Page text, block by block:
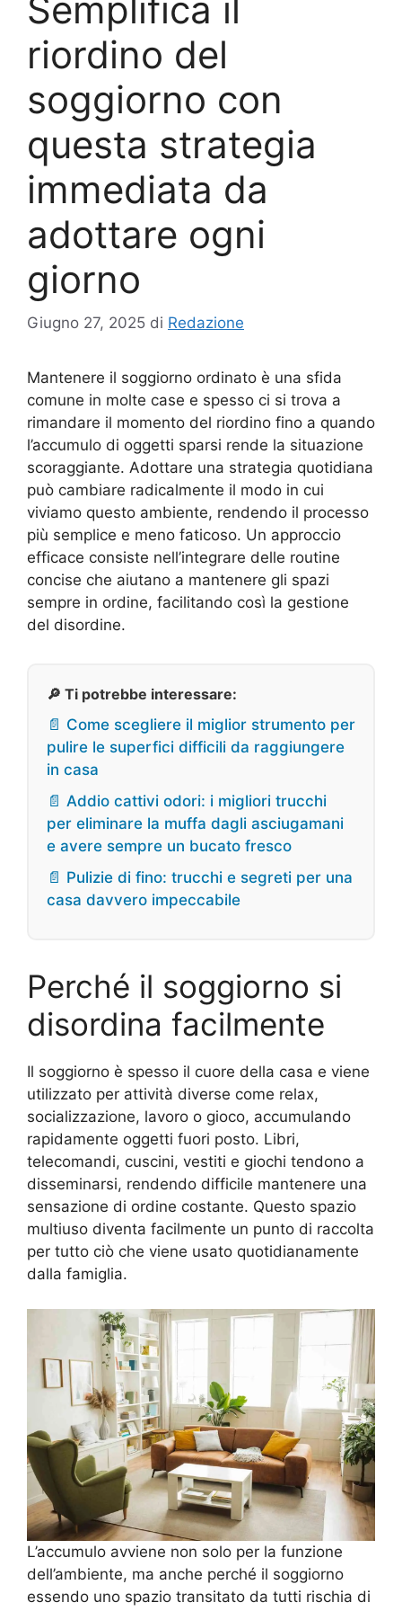
riordino del
soggiorno con
questa strategia
immediata da
adottare ogni
giorno
Giugno 27, 2025 di Redazione
Mantenere il soggiorno ordinato è una sfida
comune in molte case e spesso ci si trova a
rimandare il momento del riordino fino a quando
l’accumulo di oggetti sparsi rende la situazione
scoraggiante. Adottare una strategia quotidiana
può cambiare radicalmente il modo in cui
viviamo questo ambiente, rendendo il processo
più semplice e meno faticoso. Un approccio
efficace consiste nell’integrare delle routine
concise che aiutano a mantenere gli spazi
sempre in ordine, facilitando così la gestione
del disordine.
🔎 Ti potrebbe interessare:
📄 Come scegliere il miglior strumento per
pulire le superfici difficili da raggiungere
in casa
📄 Addio cattivi odori: i migliori trucchi
per eliminare la muffa dagli asciugamani
e avere sempre un bucato fresco
📄 Pulizie di fino: trucchi e segreti per una
casa davvero impeccabile
Perché il soggiorno si
disordina facilmente
Il soggiorno è spesso il cuore della casa e viene
utilizzato per attività diverse come relax,
socializzazione, lavoro o gioco, accumulando
rapidamente oggetti fuori posto. Libri,
telecomandi, cuscini, vestiti e giochi tendono a
disseminarsi, rendendo difficile mantenere una
sensazione di ordine costante. Questo spazio
multiuso diventa facilmente un punto di raccolta
per tutto ciò che viene usato quotidianamente
dalla famiglia.
L’accumulo avviene non solo per la funzione
dell’ambiente, ma anche perché il soggiorno
essendo uno spazio transitato da tutti rischia di